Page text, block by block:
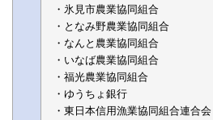
・氷見市農業協同組合
・となみ野農業協同組合
・なんと農業協同組合
・いなば農業協同組合
・福光農業協同組合
・ゆうちょ銀行
・東日本信用漁業協同組合連合会